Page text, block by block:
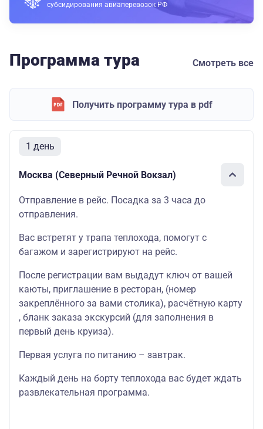
субсидирования авиаперевозок РФ
Программа тура Смотреть все
Получить программу тура в pdf
1 день
Москва (Северный Речной Вокзал)
Отправление в рейс. Посадка за 3 часа до
отправления.
Вас встретят у трапа теплохода, помогут с
багажом и зарегистрируют на рейс.
После регистрации вам выдадут ключ от вашей
каюты, приглашение в ресторан, (номер
закреплённого за вами столика), расчётную карту
, бланк заказа экскурсий (для заполнения в
первый день круиза).
Первая услуга по питанию – завтрак.
Каждый день на борту теплохода вас будет ждать
развлекательная программа.